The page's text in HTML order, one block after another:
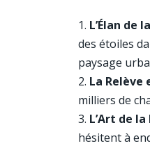
L’Élan de
des étoiles
paysage
La Relève
milliers de
L’Art de
hésitent à